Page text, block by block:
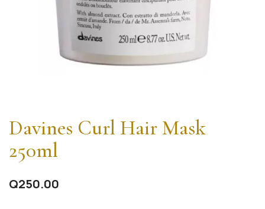
Davines Curl Hair Mask
250ml
Q250.00